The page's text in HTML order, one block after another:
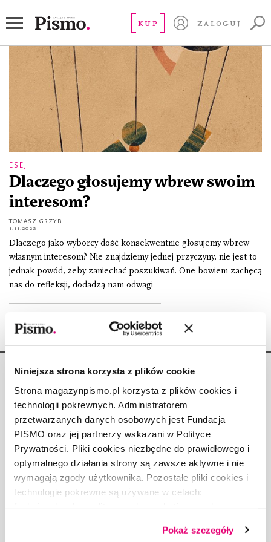
Niniejsza strona korzysta z plików cookie
Strona magazynpismo.pl korzysta z plików cookies i
technologii pokrewnych. Administratorem
przetwarzanych danych osobowych jest Fundacja
PISMO oraz jej partnerzy wskazani w Polityce
Prywatności. Pliki cookies niezbędne do prawidłowego i
optymalnego działania strony są zawsze aktywne i nie
wymagają zgody użytkownika. Pozostałe pliki cookies i
technologie pokrewne są używane w celach:
dobrowolną zgodę na pliki cookies i technologie
Pokaż szczegóły
KUP ZALOGUJ
teoria perspektywy
ESEJ
Dlaczego głosujemy wbrew swoim
interesom?
TOMASZ GRZYB
1.11.2022
Dlaczego jako wyborcy dość konsekwentnie głosujemy wbrew
własnym interesom? Nie znajdziemy jednej przyczyny, nie jest to
jednak powód, żeby zaniechać poszukiwań. One bowiem zachęcą
nas do refleksji, dodadzą nam odwagi
Copyright © Fundacja Pismo
O „PIŚMIE”
ABOUT PISMO
FACT-CHECKING W „PIŚMIE”